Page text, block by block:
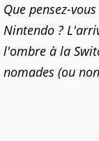
Que pensez-
Nintendo ?
l'ombre à la
nomades (ou